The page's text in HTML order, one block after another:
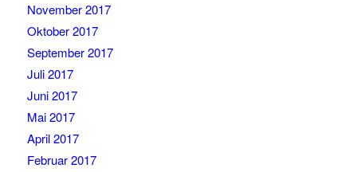
November 2017
Oktober 2017
September 2017
Juli 2017
Juni 2017
Mai 2017
April 2017
Februar 2017